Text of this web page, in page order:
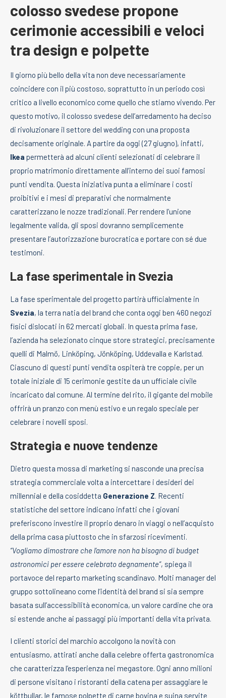
colosso svedese propone
cerimonie accessibili e veloci
tra design e polpette
Il giorno più bello della vita non deve necessariamente
coincidere con il più costoso, soprattutto in un periodo così
critico a livello economico come quello che stiamo vivendo. Per
questo motivo, il colosso svedese dell’arredamento ha deciso
di rivoluzionare il settore del wedding con una proposta
decisamente originale. A partire da oggi (27 giugno), infatti,
Ikea permetterà ad alcuni clienti selezionati di celebrare il
proprio matrimonio direttamente all’interno dei suoi famosi
punti vendita. Questa iniziativa punta a eliminare i costi
proibitivi e i mesi di preparativi che normalmente
caratterizzano le nozze tradizionali. Per rendere l’unione
legalmente valida, gli sposi dovranno semplicemente
presentare l’autorizzazione burocratica e portare con sé due
testimoni.
La fase sperimentale in Svezia
La fase sperimentale del progetto partirà ufficialmente in
Svezia, la terra natia del brand che conta oggi ben 460 negozi
fisici dislocati in 62 mercati globali. In questa prima fase,
l’azienda ha selezionato cinque store strategici, precisamente
quelli di Malmö, Linköping, Jönköping, Uddevalla e Karlstad.
Ciascuno di questi punti vendita ospiterà tre coppie, per un
totale iniziale di 15 cerimonie gestite da un ufficiale civile
incaricato dal comune. Al termine del rito, il gigante del mobile
offrirà un pranzo con menù estivo e un regalo speciale per
celebrare i novelli sposi.
Strategia e nuove tendenze
Dietro questa mossa di marketing si nasconde una precisa
strategia commerciale volta a intercettare i desideri dei
millennial e della cosiddetta Generazione Z. Recenti
statistiche del settore indicano infatti che i giovani
preferiscono investire il proprio denaro in viaggi o nell’acquisto
della prima casa piuttosto che in sfarzosi ricevimenti.
“Vogliamo dimostrare che l’amore non ha bisogno di budget
astronomici per essere celebrato degnamente”, spiega il
portavoce del reparto marketing scandinavo. Molti manager del
gruppo sottolineano come l’identità del brand si sia sempre
basata sull’accessibilità economica, un valore cardine che ora
si estende anche ai passaggi più importanti della vita privata.
I clienti storici del marchio accolgono la novità con
entusiasmo, attirati anche dalla celebre offerta gastronomica
che caratterizza l’esperienza nei megastore. Ogni anno milioni
di persone visitano i ristoranti della catena per assaggiare le
köttbullar, le famose polpette di carne bovina e suina servite